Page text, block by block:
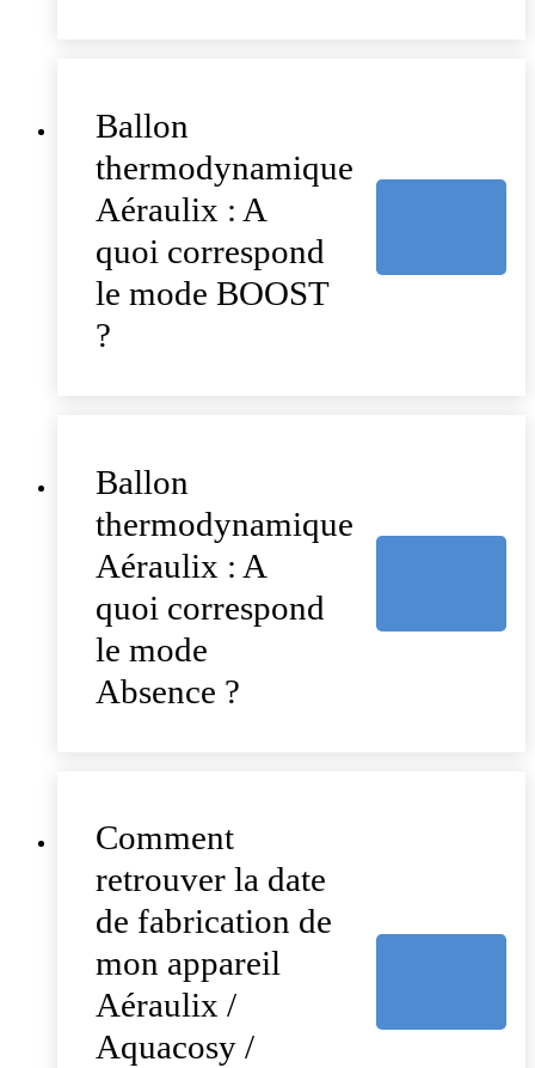
Ballon
thermodynamique
Aéraulix : A
quoi correspond
le mode BOOST
?
Ballon
thermodynamique
Aéraulix : A
quoi correspond
le mode
Absence ?
Comment
retrouver la date
de fabrication de
mon appareil
Aéraulix /
Aquacosy /